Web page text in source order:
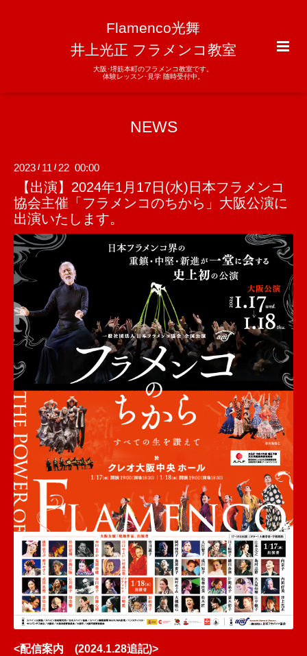
Flamenco光舞
井上光正 フラメンコ教室
大阪･堺筋本町のフラメンコ教室です。
体験レッスン･見学 随時受付中。
NEWS
2023 / 11 / 22 00:00
【出演】2024年1月17日(水)日本フラメンコ
協会主催「フラメンコのちから」大阪公演に
出演いたします。
<配信案内 (2024.1.28追記)>